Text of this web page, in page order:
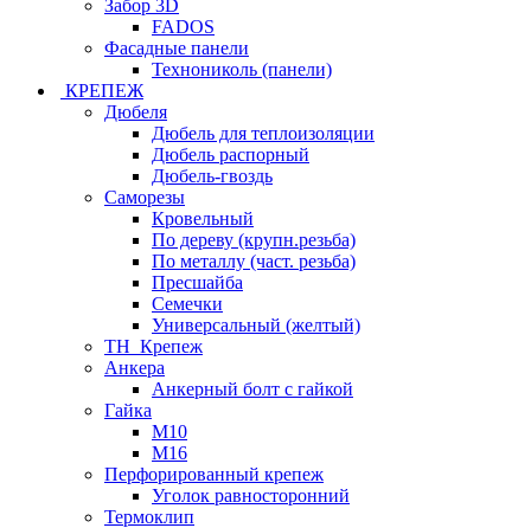
Забор 3D
FADOS
Фасадные панели
Технониколь (панели)
КРЕПЕЖ
Дюбеля
Дюбель для теплоизоляции
Дюбель распорный
Дюбель-гвоздь
Саморезы
Кровельный
По дереву (крупн.резьба)
По металлу (част. резьба)
Пресшайба
Семечки
Универсальный (желтый)
ТН_Крепеж
Анкера
Анкерный болт с гайкой
Гайка
М10
М16
Перфорированный крепеж
Уголок равносторонний
Термоклип